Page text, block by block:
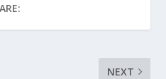
NEXT